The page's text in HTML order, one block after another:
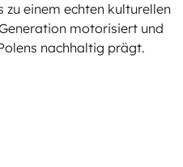
zu einem echten kulturellen
motorisiert und
nachhaltig prägt.